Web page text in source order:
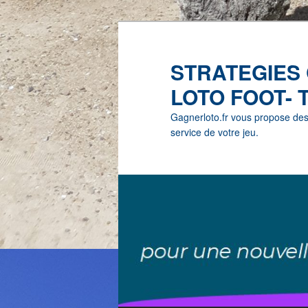
LOTO FOOT-
Gagnerloto.fr vous propose
service de votre jeu.